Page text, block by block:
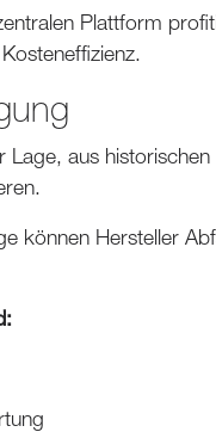
Plattform
aus
können Hersteller